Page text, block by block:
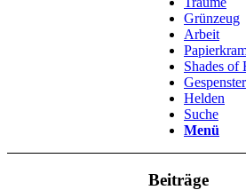
Grünzeug
Arbeit
Shades of
Gespenster
Helden
Suche
Menü
Beiträge